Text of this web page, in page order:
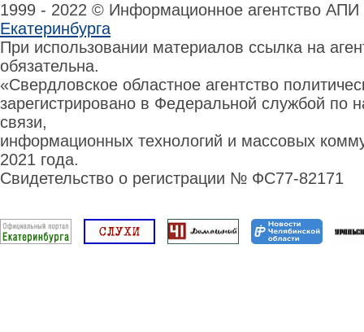
1999 - 2022 © Информационное агентство
Екатеринбурга
При использовании материалов ссылка на
обязательна.
«Свердловское областное агентство
зарегистрировано в Федеральной службой по
связи,
информационных технологий и массовых
2021 года.
Свидетельство о регистрации № ФС77-82171